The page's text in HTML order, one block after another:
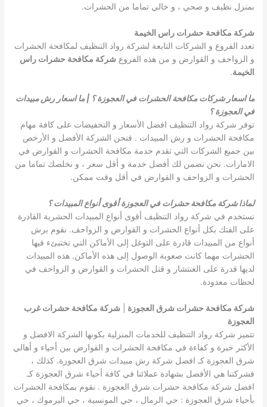
بمنزل نظيف و صحي ، و خالي تماما من الحشرات.
شركة مكافحة حشرات راس الخيمة
تعدد الفروع و الشركات التابعة لشركة رواد التنظيف لمكافحة الحشرات
و الزواحف و القوارض و من هذه الفروع شركة مكافحة حشرات راس
الخيمة.
ما اسعار شركات مكافحة الحشرات في العجوزة ؟ | ما اسعار رش مبيدات
في العجوزة ؟
توفر شركة رواد التنظيف افضل الأسعار و التخفيضات على كافة مهام
مكافحة الحشرات و رش المبيدات . فنحن الشركة الأفضل و الأرخص
بين جميع الشركات التي تقدم خدمة مكافحة الحشرات و القوارض في
الامارات. نحن نضمن لك أفضل خدمة و أقل سعر ، و نخلصك تماما من
الحشرات و الزواحف و القوارض في أقل وقت ممكن.
لماذا شركة مكافحة حشرات في العجوزة أقوى أنواع المبيدات ؟
نستخدم في شركة رواد التنظيف أقوى أنواع المبيدات الحشرية القادرة
على الفتك بكل أنواع الحشرات و القوارض و الزواحف. نقوم برش
أنواع من المبيدات قادرة على التوغل إلى الأماكن التي تختبئء فيها
الحشرات مهما كانت صعوبة الوصول إلى هذه الأماكن. هذه المبيدات
لديها قدرة على الغنتشار و قتل الحشرات و القوارض و الزواحف في
لحظات معدودة.
شركة مكافحة حشرات شرق العجوزة
شركة مكافحة حشرات غرب
العجوزة
تتميز شركة رواد التنظيف للخدمات المنزلية بكونها الشركة الافضل و
الأكثر خبرة و كفاءة في مكافحة الحشرات و القوارض بين أحياء و أهالي
شرق العجوزة كـ افضل شركة رش مبيدات شرق العجوزة. كذلك ،
فشركتنا هي الأفضل بشهادة عملائنا في كافة أحياء شرق العجوزة كـ
افضل شركة مكافحة حشرات شرق العجوزة . نقوم بمكافحة الحشرات
بأحياء شرق العجوزة : حي الرمال ، حي المونسية ، حي اليرموك ، حي